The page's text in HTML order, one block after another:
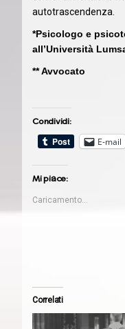
autotrascendenza.
*Psicologo e
all’Università
** Avvocato
Condividi:
E-mail
Mi piace:
Caricamento...
Correlati